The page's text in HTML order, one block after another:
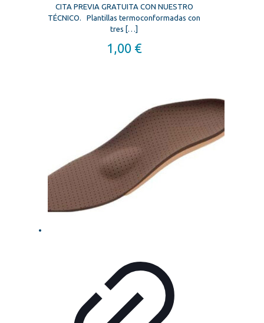
CITA PREVIA GRATUITA CON NUESTRO
TÉCNICO. Plantillas termoconformadas con
tres […]
1,00 €